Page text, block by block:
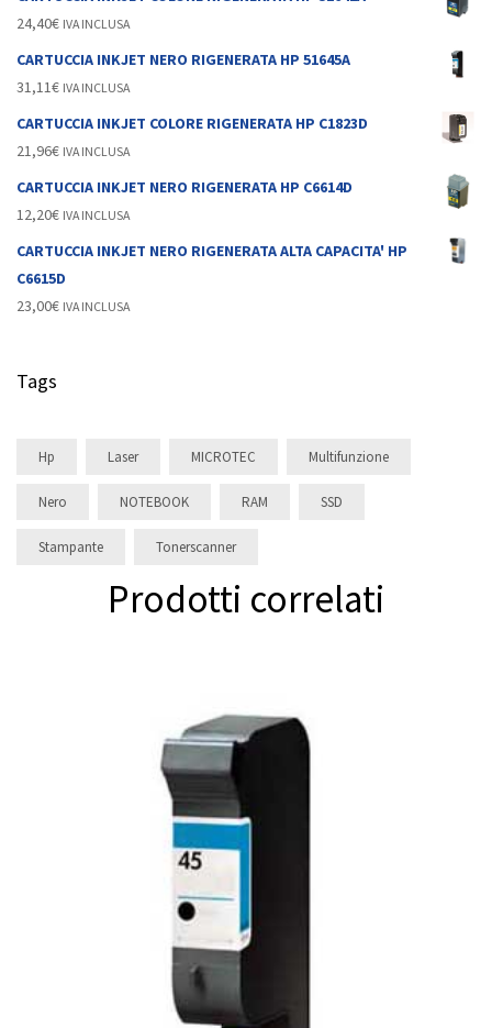
24,40€ IVA INCLUSA
CARTUCCIA INKJET NERO RIGENERATA HP 51645A
31,11€ IVA INCLUSA
CARTUCCIA INKJET COLORE RIGENERATA HP C1823D
21,96€ IVA INCLUSA
CARTUCCIA INKJET NERO RIGENERATA HP C6614D
12,20€ IVA INCLUSA
CARTUCCIA INKJET NERO RIGENERATA ALTA CAPACITA' HP
C6615D
23,00€ IVA INCLUSA
Tags
Hp Laser MICROTEC Multifunzione
Nero NOTEBOOK RAM SSD
Stampante Tonerscanner
Prodotti correlati